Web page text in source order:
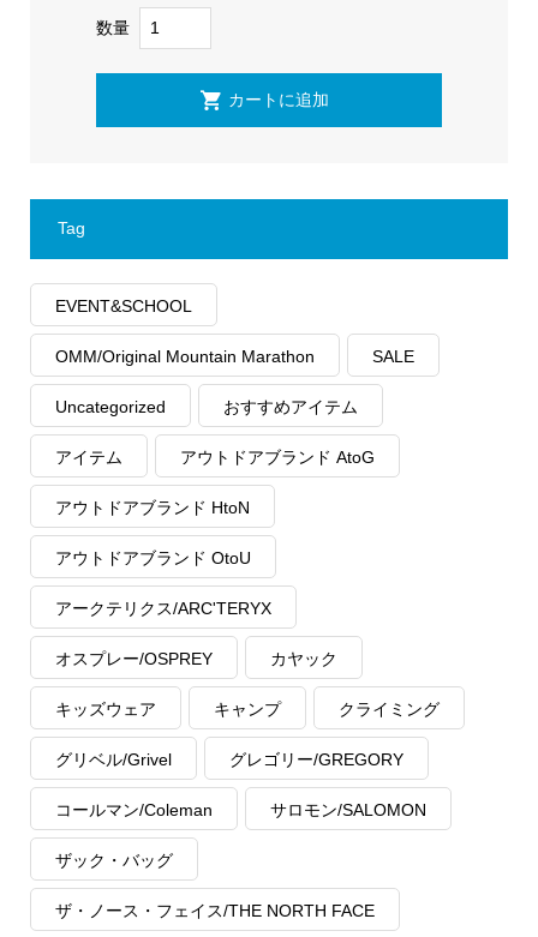
数量
Tag
EVENT&SCHOOL
OMM/Original Mountain Marathon SALE
Uncategorized おすすめアイテム
アイテム アウトドアブランド AtoG
アウトドアブランド HtoN
アウトドアブランド OtoU
アークテリクス/ARC'TERYX
オスプレー/OSPREY カヤック
キッズウェア キャンプ クライミング
グリベル/Grivel グレゴリー/GREGORY
コールマン/Coleman サロモン/SALOMON
ザック・バッグ
ザ・ノース・フェイス/THE NORTH FACE